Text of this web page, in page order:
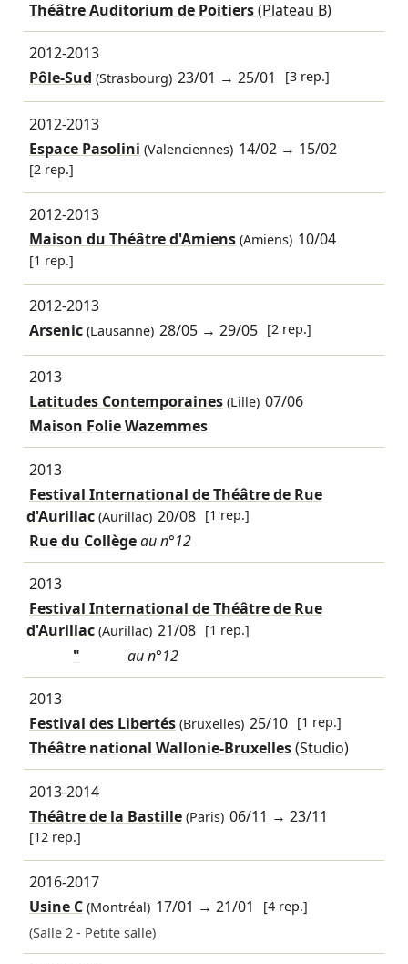
Théâtre Auditorium de Poitiers(Plateau B)
2012-2013
Pôle-Sud (Strasbourg) 23/01 →25/01 [3 rep.]
2012-2013
Espace Pasolini (Valenciennes) 14/02 → 15/02
[2 rep.]
2012-2013
Maison du Théâtre d'Amiens(Amiens) 10/04
[1 rep.]
2012-2013
Arsenic(Lausanne) 28/05 →29/05 [2 rep.]
2013
Latitudes Contemporaines(Lille) 07/06
Maison Folie Wazemmes
2013
Festival International de Théâtre de Rue
d'Aurillac(Aurillac) 20/08 [1 rep.]
Rue du Collègeau n°12
2013
Festival International de Théâtre de Rue
d'Aurillac(Aurillac) 21/08 [1 rep.]
" au n°12
2013
Festival des Libertés(Bruxelles) 25/10 [1 rep.]
Théâtre national Wallonie-Bruxelles(Studio)
2013-2014
Théâtre de la Bastille(Paris) 06/11 →23/11
[12 rep.]
2016-2017
Usine C(Montréal) 17/01 →21/01
[4 rep.]
(Salle 2 - Petite salle)